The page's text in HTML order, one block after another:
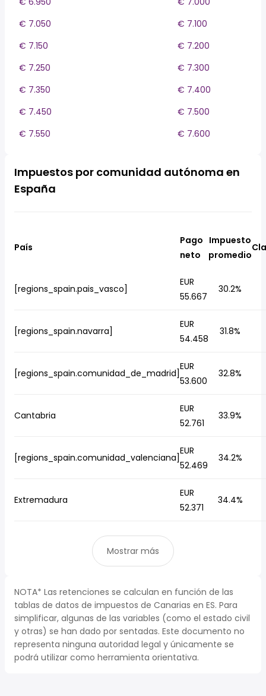
€ 7.050
€ 7.100
€ 7.150
€ 7.200
€ 7.250
€ 7.300
€ 7.350
€ 7.400
€ 7.450
€ 7.500
€ 7.550
€ 7.600
Impuestos por comunidad autónoma en
España
País
Pago
neto
Impuesto
promedio
[regions_spain.pais_vasco]
EUR
55.667
30.2%
[regions_spain.navarra]
EUR
54.458
31.8%
[regions_spain.comunidad_de_madrid]
EUR
53.600
32.8%
Cantabria
EUR
52.761
33.9%
[regions_spain.comunidad_valenciana]
EUR
52.469
34.2%
Extremadura
EUR
52.371
34.4%
Mostrar más
NOTA* Las retenciones se calculan en función de las
tablas de datos de impuestos de Canarias en ES. Para
simplificar, algunas de las variables (como el estado civil
y otras) se han dado por sentadas. Este documento no
representa ninguna autoridad legal y únicamente se
podrá utilizar como herramienta orientativa.